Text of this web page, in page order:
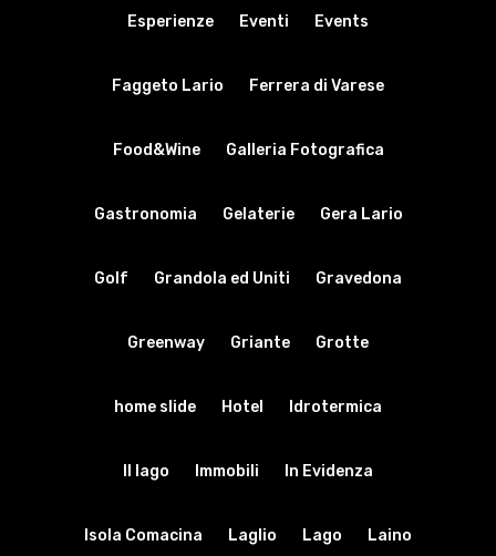
Esperienze Eventi Events
Faggeto Lario Ferrera di Varese
Food&Wine Galleria Fotografica
Gastronomia Gelaterie Gera Lario
Golf Grandola ed Uniti Gravedona
Greenway Griante Grotte
home slide Hotel Idrotermica
Il lago Immobili In Evidenza
Isola Comacina Laglio Lago Laino